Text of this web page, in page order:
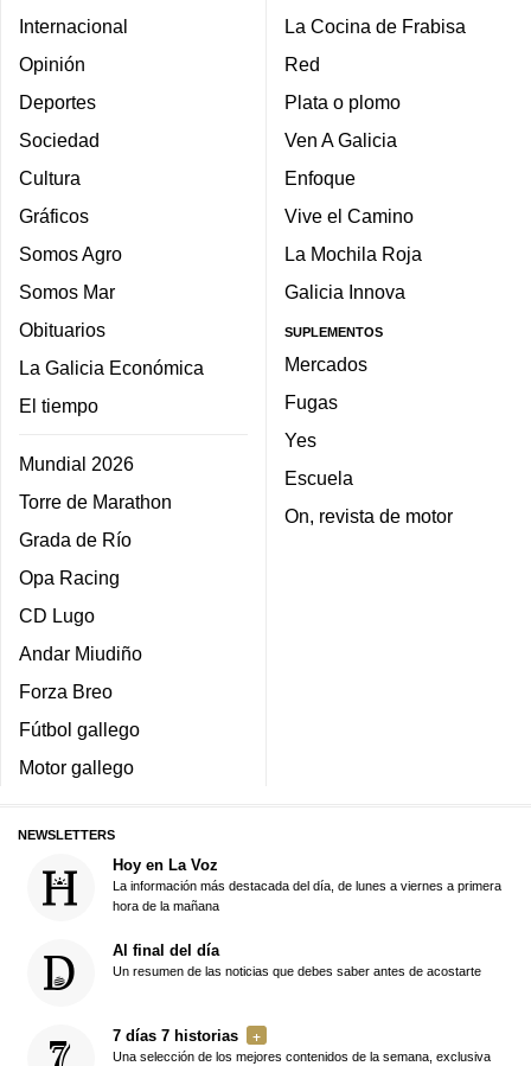
Internacional
Opinión
Deportes
Sociedad
Cultura
Gráficos
Somos Agro
Somos Mar
Obituarios
La Galicia Económica
El tiempo
Mundial 2026
Torre de Marathon
Grada de Río
Opa Racing
CD Lugo
Andar Miudiño
Forza Breo
Fútbol gallego
Motor gallego
La Cocina de Frabisa
Red
Plata o plomo
Ven A Galicia
Enfoque
Vive el Camino
La Mochila Roja
Galicia Innova
SUPLEMENTOS
Mercados
Fugas
Yes
Escuela
On, revista de motor
NEWSLETTERS
Hoy en La Voz
La información más destacada del día, de lunes a viernes a primera
hora de la mañana
Al final del día
Un resumen de las noticias que debes saber antes de acostarte
7 días 7 historias
Una selección de los mejores contenidos de la semana, exclusiva